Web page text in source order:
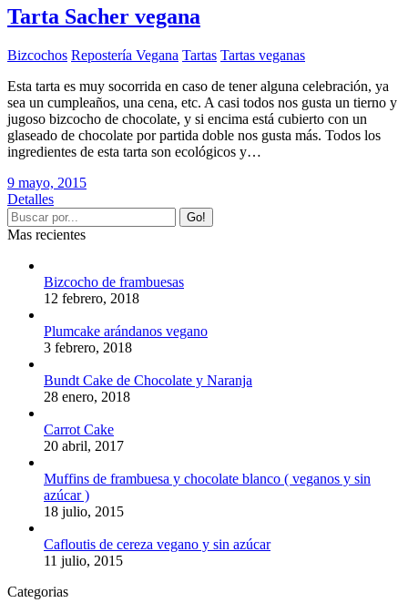
Tarta Sacher vegana
Bizcochos Repostería Vegana Tartas Tartas veganas
Esta tarta es muy socorrida en caso de tener alguna celebración, ya
sea un cumpleaños, una cena, etc. A casi todos nos gusta un tierno y
jugoso bizcocho de chocolate, y si encima está cubierto con un
glaseado de chocolate por partida doble nos gusta más. Todos los
ingredientes de esta tarta son ecológicos y…
9 mayo, 2015
Detalles
Mas recientes
Bizcocho de frambuesas
12 febrero, 2018
Plumcake arándanos vegano
3 febrero, 2018
Bundt Cake de Chocolate y Naranja
28 enero, 2018
Carrot Cake
20 abril, 2017
Muffins de frambuesa y chocolate blanco ( veganos y sin
azúcar )
18 julio, 2015
Cafloutis de cereza vegano y sin azúcar
11 julio, 2015
Categorias